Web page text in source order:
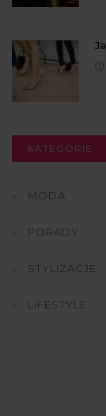
KATEGORIE
MODA
PORADY
STYLIZACJE
LIFESTYLE